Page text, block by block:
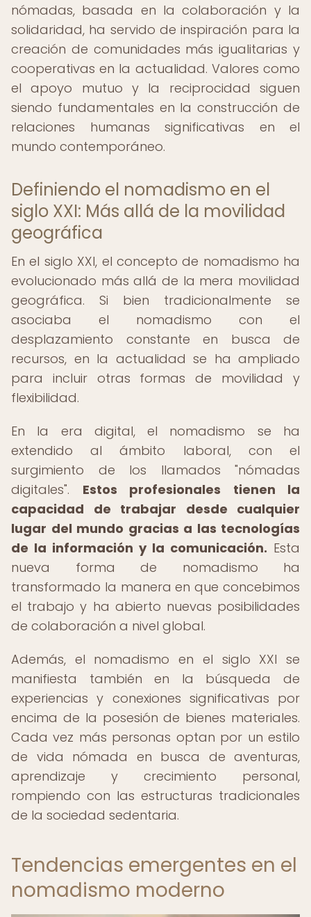
nómadas, basada en la colaboración y la
solidaridad, ha servido de inspiración para la
creación de comunidades más igualitarias y
cooperativas en la actualidad. Valores como
el apoyo mutuo y la reciprocidad siguen
siendo fundamentales en la construcción de
relaciones humanas significativas en el
mundo contemporáneo.
Definiendo el nomadismo en el
siglo XXI: Más allá de la movilidad
geográfica
En el siglo XXI, el concepto de nomadismo ha
evolucionado más allá de la mera movilidad
geográfica. Si bien tradicionalmente se
asociaba el nomadismo con el
desplazamiento constante en busca de
recursos, en la actualidad se ha ampliado
para incluir otras formas de movilidad y
flexibilidad.
En la era digital, el nomadismo se ha
extendido al ámbito laboral, con el
surgimiento de los llamados "nómadas
digitales". Estos profesionales tienen la
capacidad de trabajar desde cualquier
lugar del mundo gracias a las tecnologías
de la información y la comunicación. Esta
nueva forma de nomadismo ha
transformado la manera en que concebimos
el trabajo y ha abierto nuevas posibilidades
de colaboración a nivel global.
Además, el nomadismo en el siglo XXI se
manifiesta también en la búsqueda de
experiencias y conexiones significativas por
encima de la posesión de bienes materiales.
Cada vez más personas optan por un estilo
de vida nómada en busca de aventuras,
aprendizaje y crecimiento personal,
rompiendo con las estructuras tradicionales
de la sociedad sedentaria.
Tendencias emergentes en el
nomadismo moderno